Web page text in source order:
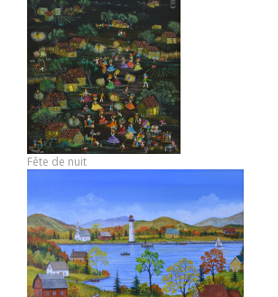
Fête de nuit